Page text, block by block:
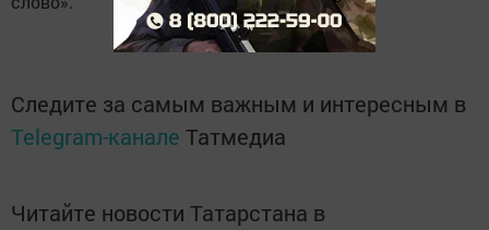
Следите за самым важным и интересным в
Telegram-канале Татмедиа
Читайте новости Татарстана в